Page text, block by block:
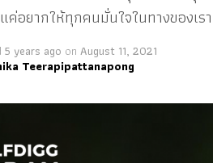
อยากให้ทุกคนมั่นใจในทางของเรา
5 years ago on August 11, 2021
Teerapipattanapong